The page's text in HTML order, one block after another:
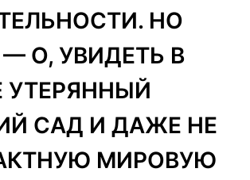
НО
О, УВИДЕТЬ В
УТЕРЯННЫЙ
САД И ДАЖЕ НЕ
МИРОВУЮ